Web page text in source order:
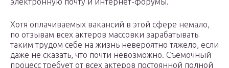
Хотя оплачиваемых вакансий в этой сфере немало,
по отзывам всех актеров массовки зарабатывать
таким трудом себе на жизнь невероятно тяжело, если
даже не сказать, что почти невозможно. Съемочный
процесс требует от всех актеров постоянной полной